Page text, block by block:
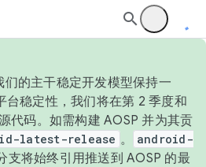
的主干稳定开发模型保持一
台稳定性，我们将在第 2 季度和
代码。如需构建 AOSP 并为其贡
latest-release 。
android-
支将始终引用推送到 AOSP 的最